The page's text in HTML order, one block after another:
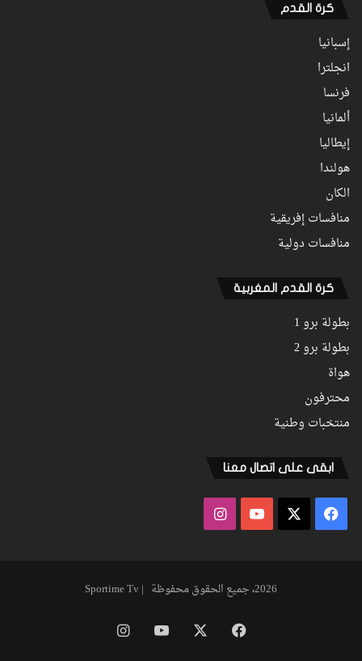
كرة القدم
إسبانيا
انجلترا
فرنسا
ألمانيا
إيطاليا
هولندا
الكان
منافسات إفريقية
منافسات دولية
كرة القدم المغربية
بطولة برو 1
بطولة برو 2
هواة
محترفون
منتخبات وطنية
ابقى على اتصال معنا
فيسبوك ‫YouTubeانستقرام
2026، جميع الحقوق محفوظة | Sportime Tv
فيسبوك ‫YouTubeانستقرام